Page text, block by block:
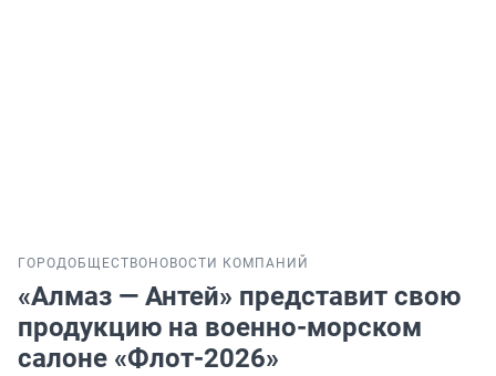
ГОРОДОБЩЕСТВО НОВОСТИ КОМПАНИЙ
«Алмаз — Антей» представит свою
продукцию на военно-морском
салоне «Флот-2026»